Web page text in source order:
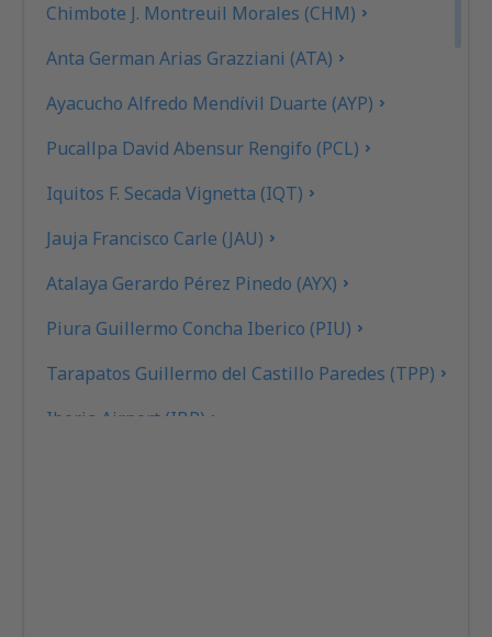
Chimbote J. Montreuil Morales (CHM)
Anta German Arias Grazziani (ATA)
Ayacucho Alfredo Mendívil Duarte (AYP)
Pucallpa David Abensur Rengifo (PCL)
Iquitos F. Secada Vignetta (IQT)
Jauja Francisco Carle (JAU)
Atalaya Gerardo Pérez Pinedo (AYX)
Piura Guillermo Concha Iberico (PIU)
Tarapatos Guillermo del Castillo Paredes (TPP)
Iberia Airport (IBP)